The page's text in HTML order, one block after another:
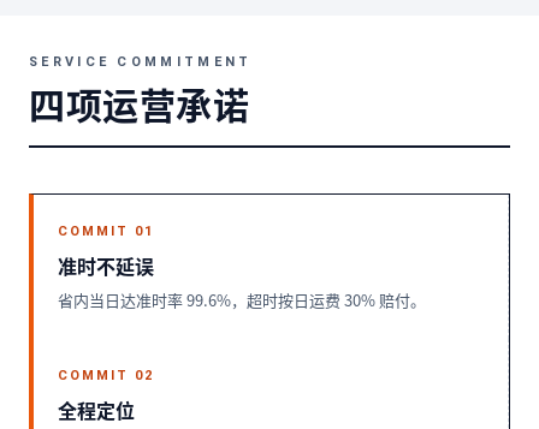
SERVICE COMMITMENT
四项运营承诺
COMMIT 01
准时不延误
省内当日达准时率 99.6%，超时按日运费 30% 赔付。
COMMIT 02
全程定位